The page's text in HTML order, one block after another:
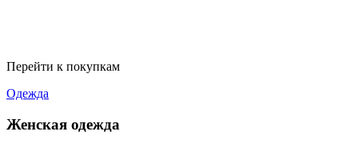
Перейти к покупкам
Одежда
Женская одежда